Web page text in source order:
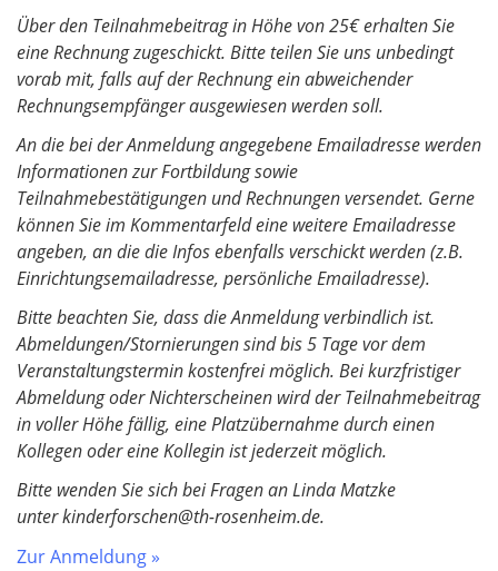
Über den Teilnahmebeitrag in Höhe von 25€ erhalten Sie
eine Rechnung zugeschickt. Bitte teilen Sie uns unbedingt
vorab mit, falls auf der Rechnung ein abweichender
Rechnungsempfänger ausgewiesen werden soll.
An die bei der Anmeldung angegebene Emailadresse werden
Informationen zur Fortbildung sowie
Teilnahmebestätigungen und Rechnungen versendet. Gerne
können Sie im Kommentarfeld eine weitere Emailadresse
angeben, an die die Infos ebenfalls verschickt werden (z.B.
Einrichtungsemailadresse, persönliche Emailadresse).
Bitte beachten Sie, dass die Anmeldung verbindlich ist.
Abmeldungen/Stornierungen sind bis 5 Tage vor dem
Veranstaltungstermin kostenfrei möglich. Bei kurzfristiger
Abmeldung oder Nichterscheinen wird der Teilnahmebeitrag
in voller Höhe fällig, eine Platzübernahme durch einen
Kollegen oder eine Kollegin ist jederzeit möglich.
Bitte wenden Sie sich bei Fragen an Linda Matzke
unter kinderforschen@th-rosenheim.de.
Zur Anmeldung »